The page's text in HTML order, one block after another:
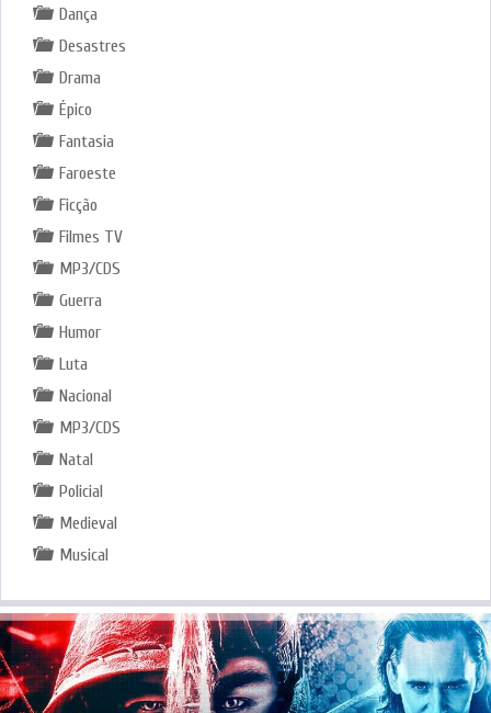
Dança
Desastres
Drama
Épico
Fantasia
Faroeste
Ficção
Filmes TV
MP3/CDS
Guerra
Humor
Luta
Nacional
MP3/CDS
Natal
Policial
Medieval
Musical